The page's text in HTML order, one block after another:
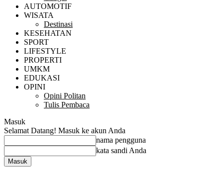
AUTOMOTIF
WISATA
Destinasi
KESEHATAN
SPORT
LIFESTYLE
PROPERTI
UMKM
EDUKASI
OPINI
Opini Politan
Tulis Pembaca
Masuk
Selamat Datang! Masuk ke akun Anda
nama pengguna
kata sandi Anda